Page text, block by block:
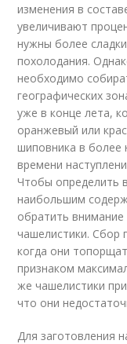
изменения в
увеличивают
нужны более
похолодания.
необходимо
географических
уже в конце лета,
оранжевый или
шиповника в более
времени
Чтобы определить
наибольшим
обратить
чашелистики. Сбор
когда они
признаком
же чашелистики
что они
Для заготовления